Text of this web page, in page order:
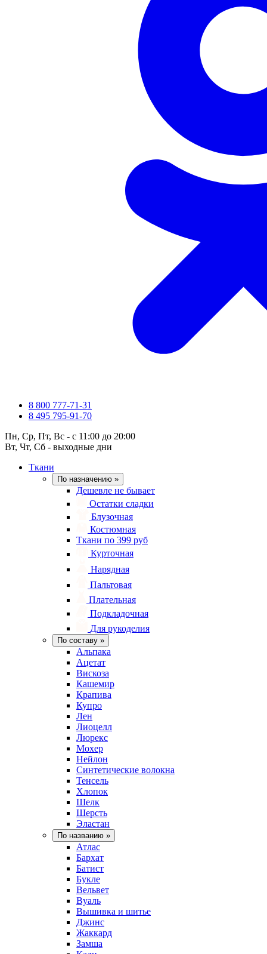
8 800 777-71-31
8 495 795-91-70
Пн, Ср, Пт, Вс - с 11:00 до 20:00
Вт, Чт, Сб - выходные дни
Ткани
По назначению »
Дешевле не бывает
Остатки сладки
Блузочная
Костюмная
Ткани по 399 руб
Курточная
Нарядная
Пальтовая
Плательная
Подкладочная
Для рукоделия
По составу »
Альпака
Ацетат
Вискоза
Кашемир
Крапива
Купро
Лен
Лиоцелл
Люрекс
Мохер
Нейлон
Синтетические волокна
Тенсель
Хлопок
Шелк
Шерсть
Эластан
По названию »
Атлас
Бархат
Батист
Букле
Вельвет
Вуаль
Вышивка и шитье
Джинс
Жаккард
Замша